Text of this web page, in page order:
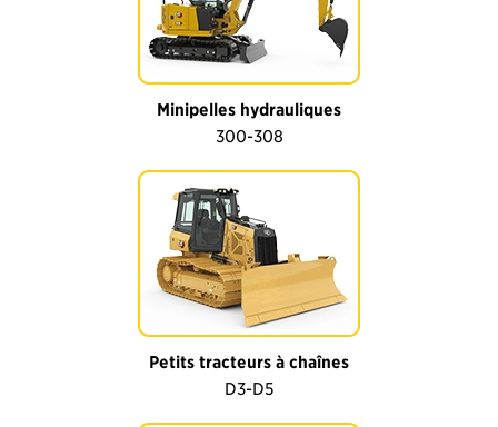
Minipelles hydrauliques
300-308
Petits tracteurs à chaînes
D3-D5